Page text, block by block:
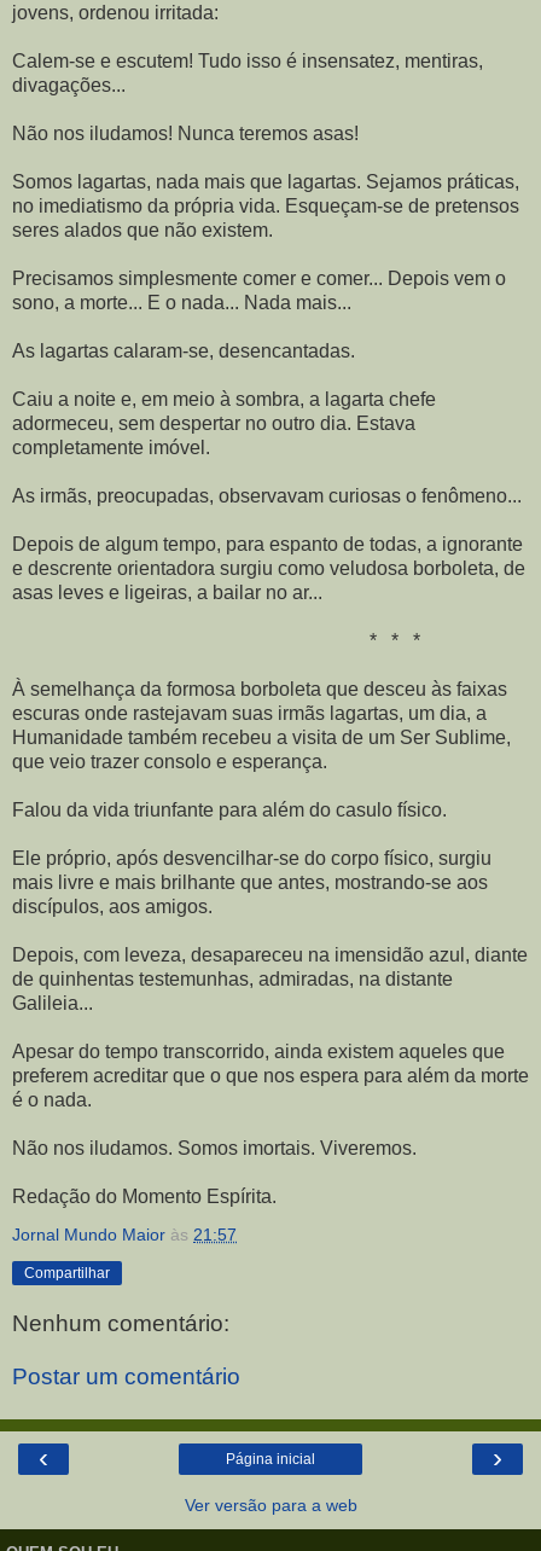
jovens, ordenou irritada:
Calem-se e escutem! Tudo isso é insensatez, mentiras,
divagações...
Não nos iludamos! Nunca teremos asas!
Somos lagartas, nada mais que lagartas. Sejamos práticas,
no imediatismo da própria vida. Esqueçam-se de pretensos
seres alados que não existem.
Precisamos simplesmente comer e comer... Depois vem o
sono, a morte... E o nada... Nada mais...
As lagartas calaram-se, desencantadas.
Caiu a noite e, em meio à sombra, a lagarta chefe
adormeceu, sem despertar no outro dia. Estava
completamente imóvel.
As irmãs, preocupadas, observavam curiosas o fenômeno...
Depois de algum tempo, para espanto de todas, a ignorante
e descrente orientadora surgiu como veludosa borboleta, de
asas leves e ligeiras, a bailar no ar...
* * *
À semelhança da formosa borboleta que desceu às faixas
escuras onde rastejavam suas irmãs lagartas, um dia, a
Humanidade também recebeu a visita de um Ser Sublime,
que veio trazer consolo e esperança.
Falou da vida triunfante para além do casulo físico.
Ele próprio, após desvencilhar-se do corpo físico, surgiu
mais livre e mais brilhante que antes, mostrando-se aos
discípulos, aos amigos.
Depois, com leveza, desapareceu na imensidão azul, diante
de quinhentas testemunhas, admiradas, na distante
Galileia...
Apesar do tempo transcorrido, ainda existem aqueles que
preferem acreditar que o que nos espera para além da morte
é o nada.
Não nos iludamos. Somos imortais. Viveremos.
Redação do Momento Espírita.
Jornal Mundo Maior às 21:57
Compartilhar
Nenhum comentário:
Postar um comentário
‹ ›
Página inicial
Ver versão para a web